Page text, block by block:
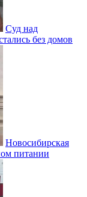
Суд над
без домов
Новосибирская
питании